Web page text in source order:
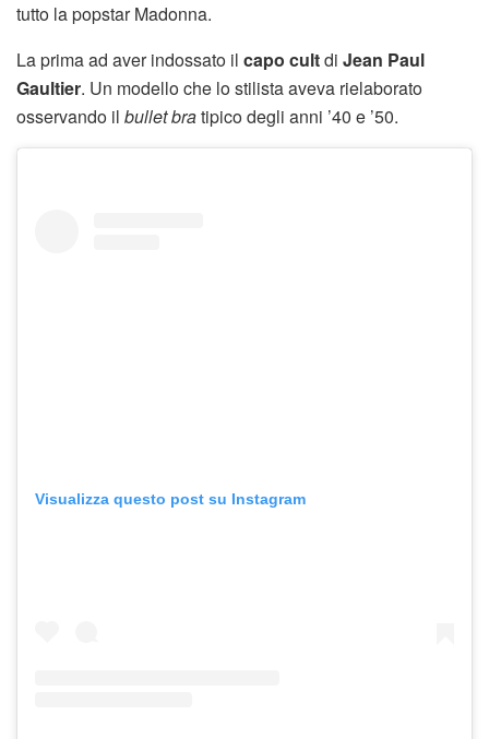
tutto la popstar Madonna.
La prima ad aver indossato il capo cultdi Jean Paul
Gaultier. Un modello che lo stilista aveva rielaborato
osservando il bullet bratipico degli anni ’40 e ’50.
Visualizza questo post su Instagram